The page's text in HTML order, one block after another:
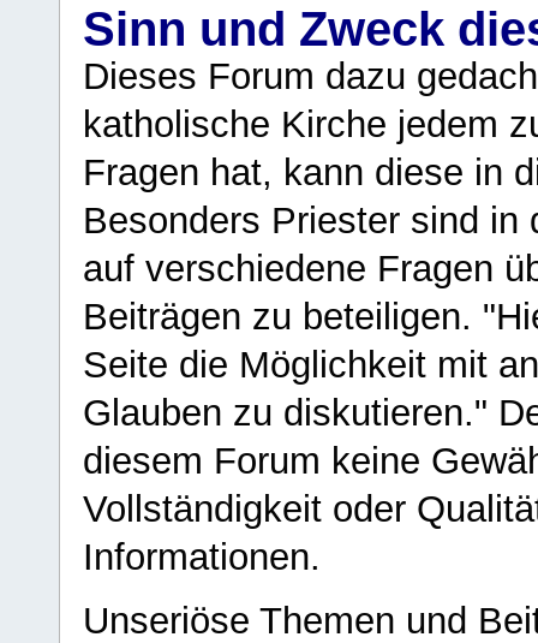
Sinn und Zweck
Dieses Forum dazu
katholische Kirche jedem
Fragen hat, kann diese in
Besonders Priester sind in
auf verschiedene Fragen
Beiträgen zu beteiligen.
Seite die Möglichkeit mit
Glauben zu diskutieren."
diesem Forum keine
Vollständigkeit oder
Informationen.
Unseriöse Themen und